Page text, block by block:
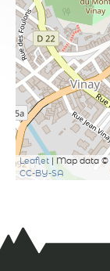
Leaflet | Map data ©
CC-BY-SA